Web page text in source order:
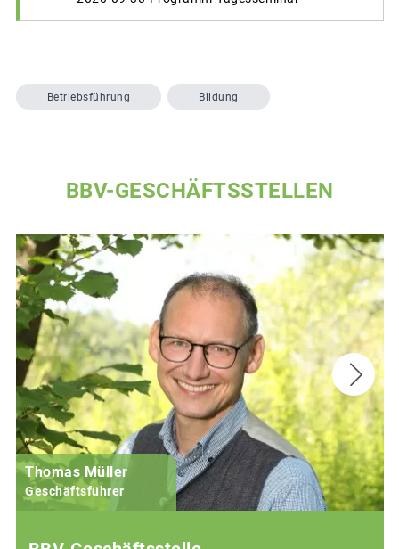
Betriebsführung Bildung
BBV-GESCHÄFTSSTELLEN
Thomas Müller
Geschäftsführer